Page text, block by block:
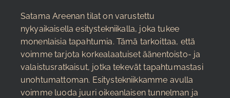
Satama Areenan tilat on varustettu
nykyaikaisella esitystekniikalla, joka tukee
monenlaisia tapahtumia. Tämä tarkoittaa, että
voimme tarjota korkealaatuiset äänentoisto- ja
valaistusratkaisut, jotka tekevät tapahtumastasi
unohtumattoman. Esitystekniikkamme avulla
voimme luoda juuri oikeanlaisen tunnelman ja